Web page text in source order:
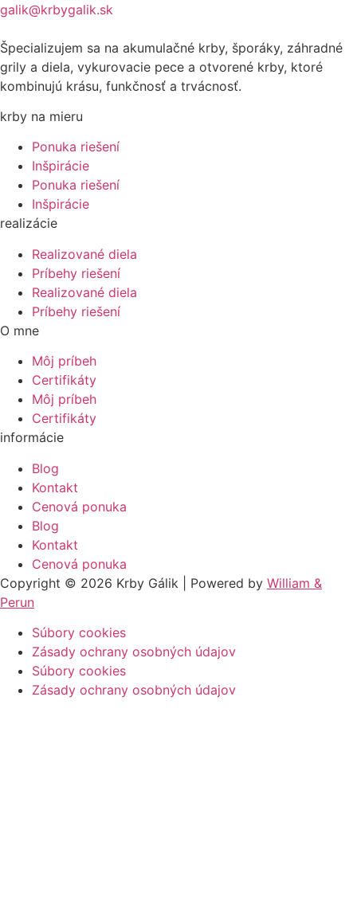
galik@krbygalik.sk
Špecializujem sa na akumulačné krby, šporáky, záhradné
grily a diela, vykurovacie pece a otvorené krby, ktoré
kombinujú krásu, funkčnosť a trvácnosť.
krby na mieru
Ponuka riešení
Inšpirácie
Ponuka riešení
Inšpirácie
realizácie
Realizované diela
Príbehy riešení
Realizované diela
Príbehy riešení
O mne
Môj príbeh
Certifikáty
Môj príbeh
Certifikáty
informácie
Blog
Kontakt
Cenová ponuka
Blog
Kontakt
Cenová ponuka
Copyright © 2026 Krby Gálik | Powered by William &
Perun
Súbory cookies
Zásady ochrany osobných údajov
Súbory cookies
Zásady ochrany osobných údajov